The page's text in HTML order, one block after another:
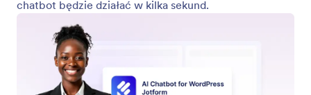
Dostosuj wygląd swojego chatbota za pomocą
Agent Style. Zmieniaj kolory, czcionki i układ w
WordPressie.